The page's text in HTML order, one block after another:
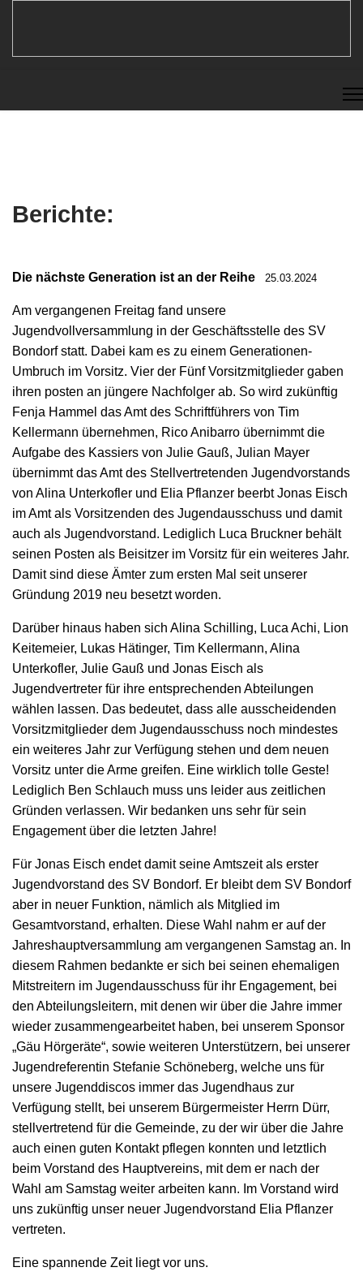
Berichte:
Die nächste Generation ist an der Reihe 25.03.2024
Am vergangenen Freitag fand unsere
Jugendvollversammlung in der Geschäftsstelle des SV
Bondorf statt. Dabei kam es zu einem Generationen-
Umbruch im Vorsitz. Vier der Fünf Vorsitzmitglieder gaben
ihren posten an jüngere Nachfolger ab. So wird zukünftig
Fenja Hammel das Amt des Schriftführers von Tim
Kellermann übernehmen, Rico Anibarro übernimmt die
Aufgabe des Kassiers von Julie Gauß, Julian Mayer
übernimmt das Amt des Stellvertretenden Jugendvorstands
von Alina Unterkofler und Elia Pflanzer beerbt Jonas Eisch
im Amt als Vorsitzenden des Jugendausschuss und damit
auch als Jugendvorstand. Lediglich Luca Bruckner behält
seinen Posten als Beisitzer im Vorsitz für ein weiteres Jahr.
Damit sind diese Ämter zum ersten Mal seit unserer
Gründung 2019 neu besetzt worden.
Darüber hinaus haben sich Alina Schilling, Luca Achi, Lion
Keitemeier, Lukas Hätinger, Tim Kellermann, Alina
Unterkofler, Julie Gauß und Jonas Eisch als
Jugendvertreter für ihre entsprechenden Abteilungen
wählen lassen. Das bedeutet, dass alle ausscheidenden
Vorsitzmitglieder dem Jugendausschuss noch mindestes
ein weiteres Jahr zur Verfügung stehen und dem neuen
Vorsitz unter die Arme greifen. Eine wirklich tolle Geste!
Lediglich Ben Schlauch muss uns leider aus zeitlichen
Gründen verlassen. Wir bedanken uns sehr für sein
Engagement über die letzten Jahre!
Für Jonas Eisch endet damit seine Amtszeit als erster
Jugendvorstand des SV Bondorf. Er bleibt dem SV Bondorf
aber in neuer Funktion, nämlich als Mitglied im
Gesamtvorstand, erhalten. Diese Wahl nahm er auf der
Jahreshauptversammlung am vergangenen Samstag an. In
diesem Rahmen bedankte er sich bei seinen ehemaligen
Mitstreitern im Jugendausschuss für ihr Engagement, bei
den Abteilungsleitern, mit denen wir über die Jahre immer
wieder zusammengearbeitet haben, bei unserem Sponsor
„Gäu Hörgeräte“, sowie weiteren Unterstützern, bei unserer
Jugendreferentin Stefanie Schöneberg, welche uns für
unsere Jugenddiscos immer das Jugendhaus zur
Verfügung stellt, bei unserem Bürgermeister Herrn Dürr,
stellvertretend für die Gemeinde, zu der wir über die Jahre
auch einen guten Kontakt pflegen konnten und letztlich
beim Vorstand des Hauptvereins, mit dem er nach der
Wahl am Samstag weiter arbeiten kann. Im Vorstand wird
uns zukünftig unser neuer Jugendvorstand Elia Pflanzer
vertreten.
Eine spannende Zeit liegt vor uns.